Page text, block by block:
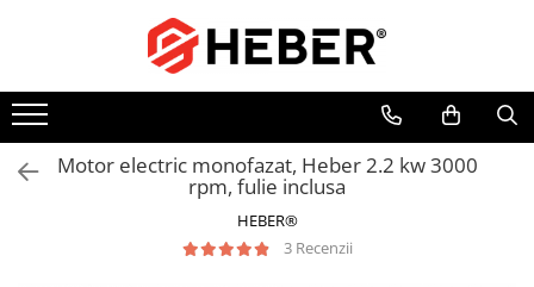
Toate Produsele
Mixere cu bol
Aer conditionat
Pompe submersibile
Motor electric monofazat, Heber 2.2 kw 3000
rpm, fulie inclusa
HEBER®
3 Recenzii